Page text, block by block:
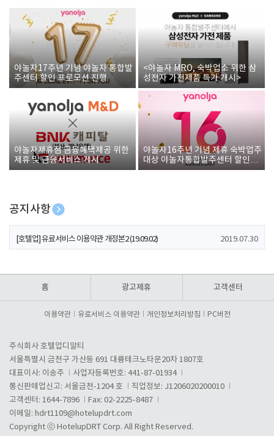
야놀자17주년 기념 야놀자 통합발
주센터 할인 프로모션 진행
<야놀자 MRO, 숙박업소 위한 삼
성전자 가전제품 특가 개시>
야놀자제휴점 금융혜택제공 위한
제휴 및 금융서비스 게시
야놀자16주년 기념 제휴 숙박업주
대상 야놀자통합발주센터 할인쿠
폰 증정
공지사항
[호텔업] 개인정보 처리방침 개정본1 (19.09.02)
[호텔업] 유료서비스 이용약관 개정본2 (19.09.02) 2019.07.30
홈 광고제휴 고객센터
이용약관 유료서비스 이용약관 개인정보처리방침 PC버전
주식회사 호텔업디알티
서울특별시 금천구 가산동 691 대륭테크노타운20차 1807호
대표이사: 이송주
사업자등록번호: 441-87-01934
통신판매업신고: 서울금천-1204 호
직업정보: J1206020200010
고객센터: 1644-7896
Fax: 02-2225-8487
이메일: hdrt1109@hotelupdrt.com
Copyright ⓒ HotelupDRT Corp. All Right Reserved.